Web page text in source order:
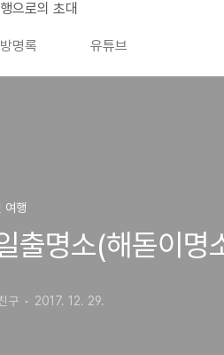
으로의 초대
방명록 유튜브
여행
출명소(해돋이명
구 2017. 12. 29.